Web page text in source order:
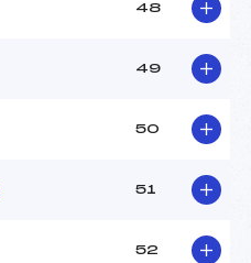
48
49
50
51
52